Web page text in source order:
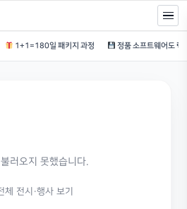
캠퍼스 1+1=180일 패키지 과정
러오지 못했습니다.
전시·행사 보기